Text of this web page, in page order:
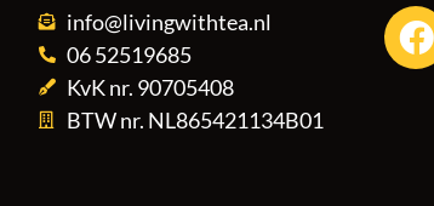
info@livingwithtea.nl
06 52519685
KvK nr. 90705408
BTW nr. NL865421134B01